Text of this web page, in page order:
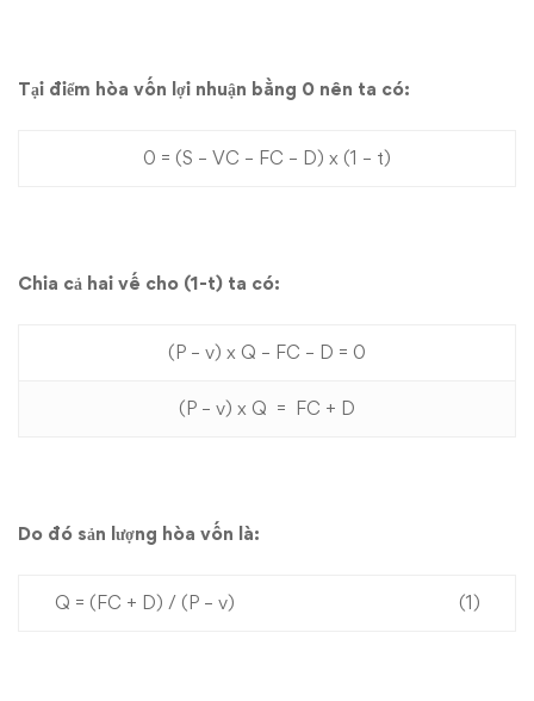
Tại điểm hòa vốn lợi nhuận bằng 0 nên ta có:
0 = (S – VC – FC – D) x (1 – t)
Chia cả hai vế cho (1-t) ta có:
(P – v) x Q – FC – D = 0
(P – v) x Q = FC + D
Do đó sản lượng hòa vốn là:
Q = (FC + D) / (P – v) (1)